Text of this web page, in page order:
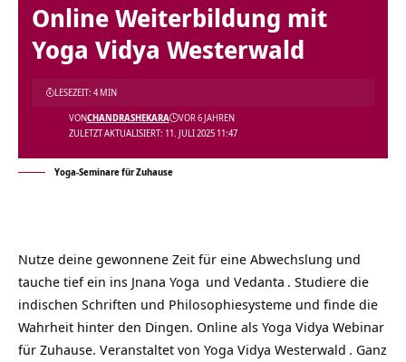
Online Weiterbildung mit
Yoga Vidya Westerwald
ZULETZT AKTUALISIERT: 11. JULI 2025 11:47
VONCHANDRASHEKARA VOR 6 JAHREN
LESEZEIT: 4 MIN
Yoga-Seminare für Zuhause
Nutze deine gewonnene Zeit für eine Abwechslung und
tauche tief ein ins Jnana Yoga und Vedanta . Studiere die
indischen Schriften und Philosophiesysteme und finde die
Wahrheit hinter den Dingen. Online als Yoga Vidya Webinar
für Zuhause. Veranstaltet von Yoga Vidya Westerwald . Ganz